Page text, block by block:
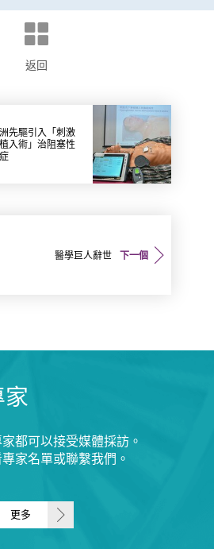
返回
先驅引入「刺激
入術」治阻塞性
下一個
醫學巨人辭世
都可以接受媒體採訪。
家名單或聯繫我們。
更多